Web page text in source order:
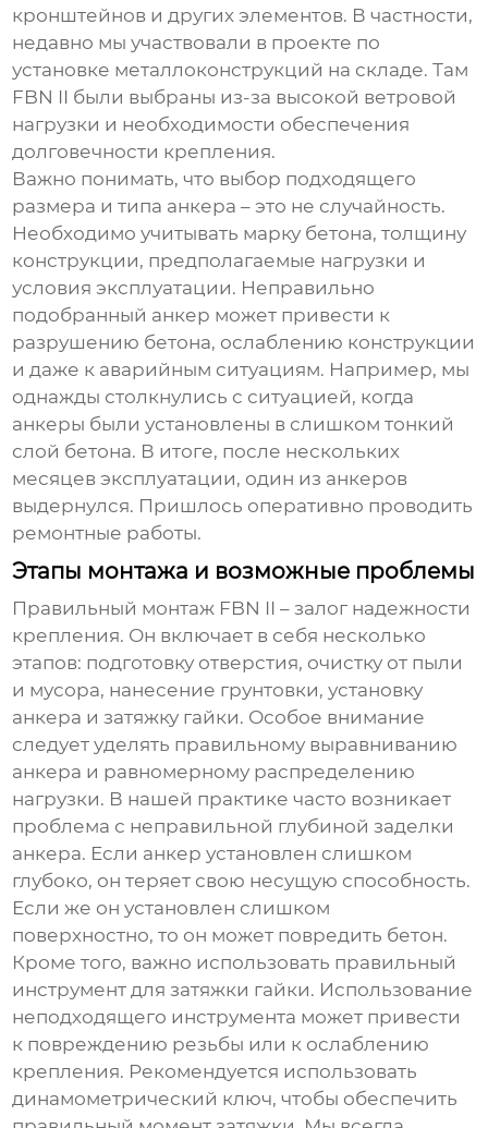
кронштейнов и других элементов. В частности,
недавно мы участвовали в проекте по
установке металлоконструкций на складе. Там
FBN II были выбраны из-за высокой ветровой
нагрузки и необходимости обеспечения
долговечности крепления.
Важно понимать, что выбор подходящего
размера и типа анкера – это не случайность.
Необходимо учитывать марку бетона, толщину
конструкции, предполагаемые нагрузки и
условия эксплуатации. Неправильно
подобранный анкер может привести к
разрушению бетона, ослаблению конструкции
и даже к аварийным ситуациям. Например, мы
однажды столкнулись с ситуацией, когда
анкеры были установлены в слишком тонкий
слой бетона. В итоге, после нескольких
месяцев эксплуатации, один из анкеров
выдернулся. Пришлось оперативно проводить
ремонтные работы.
Этапы монтажа и возможные проблемы
Правильный монтаж FBN II – залог надежности
крепления. Он включает в себя несколько
этапов: подготовку отверстия, очистку от пыли
и мусора, нанесение грунтовки, установку
анкера и затяжку гайки. Особое внимание
следует уделять правильному выравниванию
анкера и равномерному распределению
нагрузки. В нашей практике часто возникает
проблема с неправильной глубиной заделки
анкера. Если анкер установлен слишком
глубоко, он теряет свою несущую способность.
Если же он установлен слишком
поверхностно, то он может повредить бетон.
Кроме того, важно использовать правильный
инструмент для затяжки гайки. Использование
неподходящего инструмента может привести
к повреждению резьбы или к ослаблению
крепления. Рекомендуется использовать
динамометрический ключ, чтобы обеспечить